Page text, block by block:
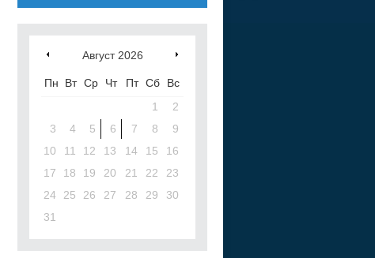
Август 2026
Пн Вт Ср Чт Пт Сб
Вс
1
2
3
4 5 6 7 8
9
10
11 12 13 14 15
16
17
18 19 20 21 22
23
24
25 26 27 28 29
30
31